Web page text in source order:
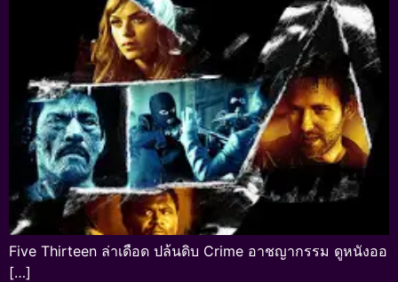
Five Thirteen ล่าเดือด ปล้นดิบ Crime อาชญากรรม ดูหนังออ
[…]